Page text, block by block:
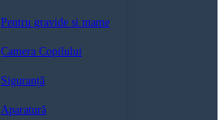
Pentru gravide si mame
Camera Copilului
Siguranță
Aparatură